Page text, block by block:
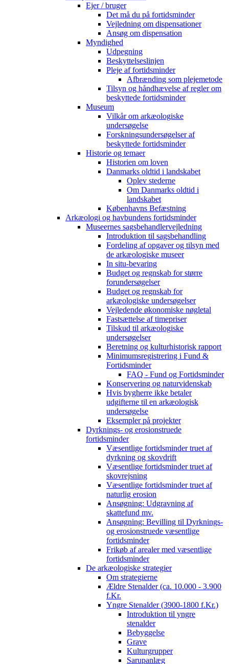
Ejer / bruger
Det må du på fortidsminder
Vejledning om dispensationer
Ansøg om dispensation
Myndighed
Udpegning
Beskyttelseslinjen
Pleje af fortidsminder
Afbrænding som plejemetode
Tilsyn og håndhævelse af regler om
beskyttede fortidsminder
Museum
Vilkår om arkæologiske
undersøgelse
Forskningsundersøgelser af
beskyttede fortidsminder
Historie og temaer
Historien om loven
Danmarks oldtid i landskabet
Oplev stederne
Om Danmarks oldtid i
landskabet
Københavns Befæstning
Arkæologi og havbundens fortidsminder
Museernes sagsbehandlervejledning
Introduktion til sagsbehandling
Fordeling af opgaver og tilsyn med
de arkæologiske museer
In situ-bevaring
Budget og regnskab for større
forundersøgelser
Budget og regnskab for
arkæologiske undersøgelser
Vejledende økonomiske nøgletal
Fastsættelse af timepriser
Tilskud til arkæologiske
undersøgelser
Beretning og kulturhistorisk rapport
Minimumsregistrering i Fund &
Fortidsminder
FAQ - Fund og Fortidsminder
Konservering og naturvidenskab
Hvis bygherre ikke betaler
udgifterne til en arkæologisk
undersøgelse
Eksempler på projekter
Dyrknings- og erosionstruede
fortidsminder
Væsentlige fortidsminder truet af
dyrkning og skovdrift
Væsentlige fortidsminder truet af
skovrejsning
Væsentlige fortidsminder truet af
naturlig erosion
Ansøgning: Udgravning af
skattefund mv.
Ansøgning: Bevilling til Dyrknings-
og erosionstruede væsentlige
fortidsminder
Frikøb af arealer med væsentlige
fortidsminder
De arkæologiske strategier
Om strategierne
Ældre Stenalder (ca. 10.000 - 3.900
f.Kr.
Yngre Stenalder (3900-1800 f.Kr.)
Introduktion til yngre
stenalder
Bebyggelse
Grave
Kulturgrupper
Sarupanlæg